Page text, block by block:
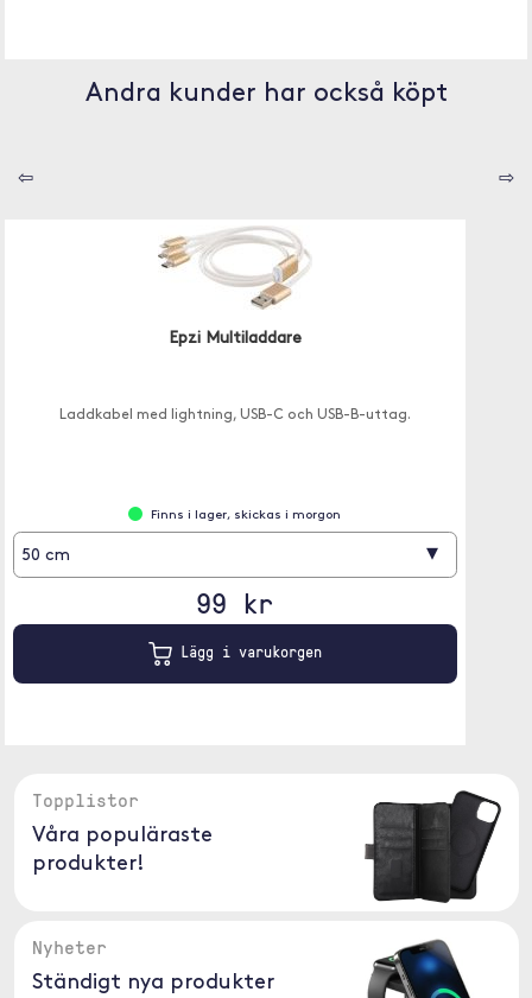
Andra kunder har också köpt
⇦ ⇨
Epzi Multiladdare
Laddkabel med lightning, USB-C och USB-B-uttag.
Finns i lager, skickas i morgon
50 cm ▾
99 kr
Lägg i varukorgen
Topplistor
Våra populäraste
produkter!
Nyheter
Ständigt nya produkter